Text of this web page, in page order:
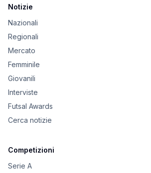
Notizie
Nazionali
Regionali
Mercato
Femminile
Giovanili
Interviste
Futsal Awards
Cerca notizie
Competizioni
Serie A